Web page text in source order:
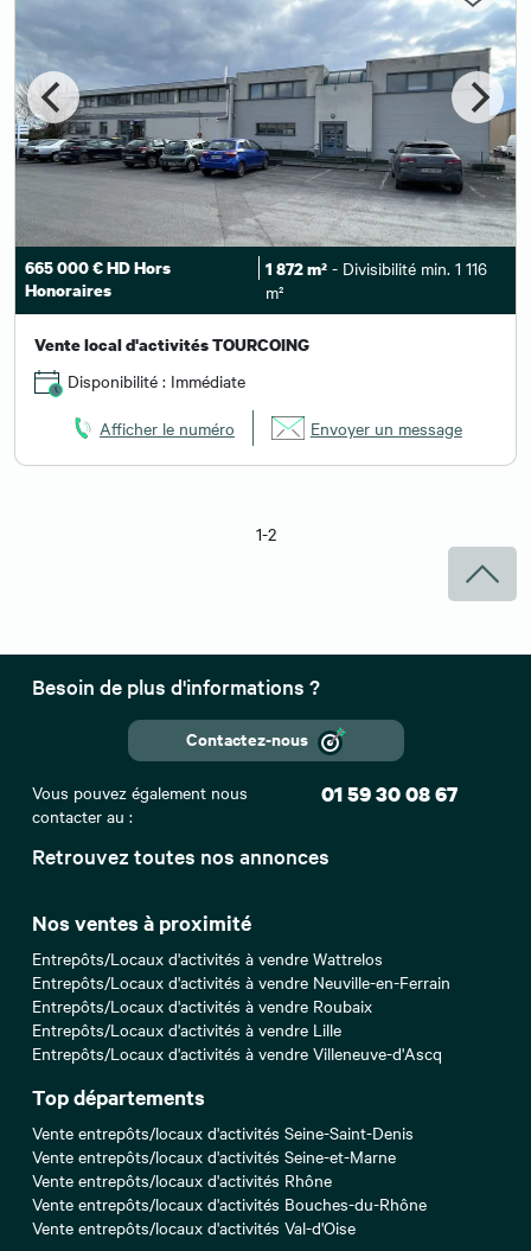
665 000 € HD Hors
Honoraires
1 872 m²- Divisibilité min. 1 116
m²
Vente local d'activités TOURCOING
Disponibilité : Immédiate
Afficher le numéro Envoyer un message
1-2
Retrouvez toutes nos annonces
Nos ventes à proximité
Entrepôts/Locaux d'activités à vendre Wattrelos
Entrepôts/Locaux d'activités à vendre Neuville-en-Ferrain
Entrepôts/Locaux d'activités à vendre Roubaix
Entrepôts/Locaux d'activités à vendre Lille
Entrepôts/Locaux d'activités à vendre Villeneuve-d'Ascq
Top départements
Vente entrepôts/locaux d'activités Seine-Saint-Denis
Vente entrepôts/locaux d'activités Seine-et-Marne
Vente entrepôts/locaux d'activités Rhône
Vente entrepôts/locaux d'activités Bouches-du-Rhône
Vente entrepôts/locaux d'activités Val-d'Oise
Besoin de plus d'informations ?
Contactez-nous
Vous pouvez également nous
contacter au :
01 59 30 08 67